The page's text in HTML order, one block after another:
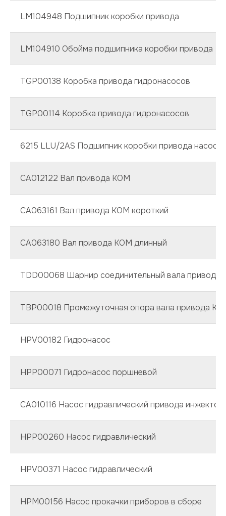
LM104948 Подшипник коробки привода
LM104910 Обойма подшипника коробки привода
TGP00138 Коробка привода гидронасосов
TGP00114 Коробка привода гидронасосов
6215 LLU/2AS Подшипник коробки привода
CA012122 Вал привода КОМ
CA063161 Вал привода КОМ короткий
CA063180 Вал привода КОМ длинный
TDD00068 Шарнир соединительный вала привода
TBP00018 Промежуточная опора вала привода
HPV00182 Гидронасос
HPP00071 Гидронасос поршневой
CA010116 Насос гидравлический привода
HPP00260 Насос гидравлический
HPV00371 Насос гидравлический
HPM00156 Насос прокачки приборов в сборе